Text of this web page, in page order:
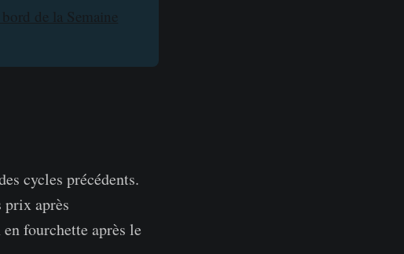
de la Semaine
cycles précédents.
prix après
fourchette après le